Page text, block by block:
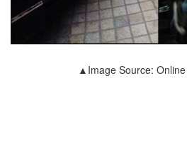
▲Image Source: